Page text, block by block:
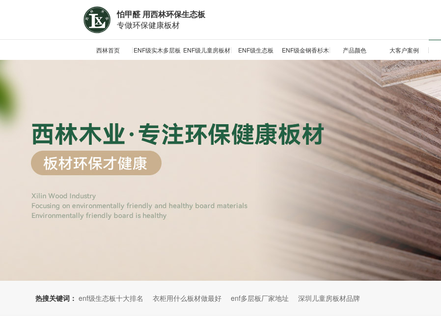
怕甲醛 用西林环保生态板
专做环保健康板材
西林首页 ENF级实木多层板 ENF级儿童房板材 ENF级生态板 ENF级金钢香杉木 产品颜色 大客户案例
热搜关键词： enf级生态板十大排名 衣柜用什么板材做最好 enf多层板厂家地址 深圳儿童房板材品牌